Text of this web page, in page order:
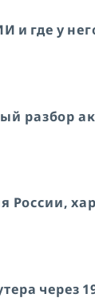
и где у
разбор
России,
через